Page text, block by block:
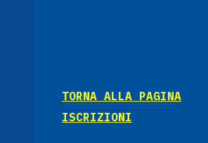
TORNA ALLA PAGINA
ISCRIZIONI